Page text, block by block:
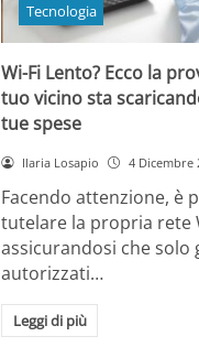
Tecnologia
Wi-Fi Lento? Ecco la
tuo vicino sta
tue spese
Ilaria Losapio 4 Dicembre
Facendo attenzione, è
tutelare la propria rete
assicurandosi che solo
autorizzati…
Leggi di più